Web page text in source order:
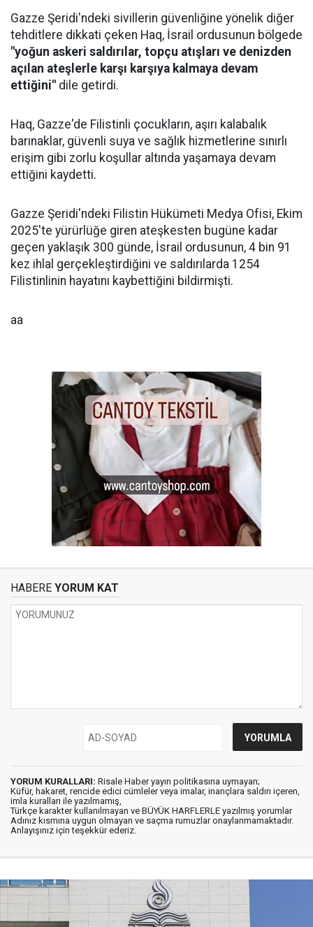
Gazze Şeridi'ndeki sivillerin güvenliğine yönelik diğer
tehditlere dikkati çeken Haq, İsrail ordusunun bölgede
"yoğun askeri saldırılar, topçu atışları ve denizden
açılan ateşlerle karşı karşıya kalmaya devam
ettiğini" dile getirdi.
Haq, Gazze'de Filistinli çocukların, aşırı kalabalık
barınaklar, güvenli suya ve sağlık hizmetlerine sınırlı
erişim gibi zorlu koşullar altında yaşamaya devam
ettiğini kaydetti.
Gazze Şeridi'ndeki Filistin Hükümeti Medya Ofisi, Ekim
2025'te yürürlüğe giren ateşkesten bugüne kadar
geçen yaklaşık 300 günde, İsrail ordusunun, 4 bin 91
kez ihlal gerçekleştirdiğini ve saldırılarda 1254
Filistinlinin hayatını kaybettiğini bildirmişti.
aa
HABERE YORUM KAT
YORUM KURALLARI: Risale Haber yayın politikasına uymayan;
Küfür, hakaret, rencide edici cümleler veya imalar, inançlara saldırı içeren,
imla kuralları ile yazılmamış,
Türkçe karakter kullanılmayan ve BÜYÜK HARFLERLE yazılmış yorumlar
Adınız kısmına uygun olmayan ve saçma rumuzlar onaylanmamaktadır.
Anlayışınız için teşekkür ederiz.